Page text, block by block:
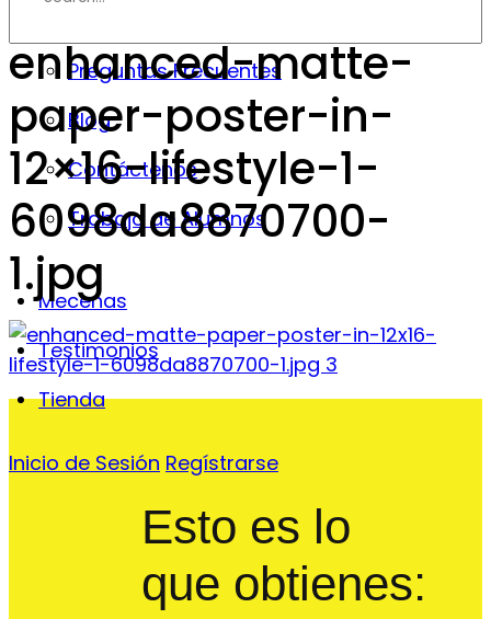
Preguntas Frecuentes
Blog
Contáctenos
Trabajo de Alumnos
Mecenas
Testimonios
Tienda
Inicio de Sesión Regístrarse
enhanced-matte-
paper-poster-in-
12×16-lifestyle-1-
6098da8870700-
1.jpg
Esto es lo
que obtienes: